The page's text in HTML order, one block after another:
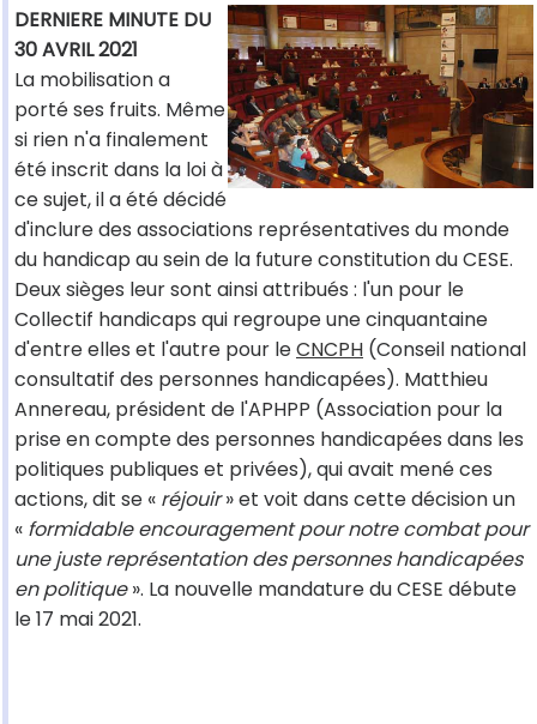
DERNIERE MINUTE DU
30 AVRIL 2021
La mobilisation a
porté ses fruits. Même
si rien n'a finalement
été inscrit dans la loi à
ce sujet, il a été décidé
d'inclure des associations représentatives du monde
du handicap au sein de la future constitution du CESE.
Deux sièges leur sont ainsi attribués : l'un pour le
Collectif handicaps qui regroupe une cinquantaine
d'entre elles et l'autre pour leCNCPH (Conseil national
consultatif des personnes handicapées). Matthieu
Annereau, président de l'APHPP (Association pour la
prise en compte des personnes handicapées dans les
politiques publiques et privées), qui avait mené ces
actions, dit se « réjouir» et voit dans cette décision un
« formidable encouragement pour notre combat pour
une juste représentation des personnes handicapées
en politique». La nouvelle mandature du CESE débute
le 17 mai 2021.